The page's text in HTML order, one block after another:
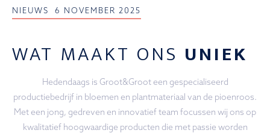
NIEUWS 6 NOVEMBER 2025
WAT MAAKT ONS UNIEK
Hedendaags is Groot&Groot een gespecialiseerd
productiebedrijf in bloemen en plantmateriaal van de pioenroos.
Met een jong, gedreven en innovatief team focussen wij ons op
kwalitatief hoogwaardige producten die met passie worden